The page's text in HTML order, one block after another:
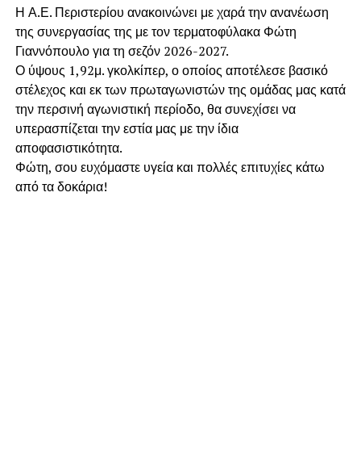
Η Α.Ε. Περιστερίου ανακοινώνει με χαρά την ανανέωση
της συνεργασίας της με τον τερματοφύλακα Φώτη
Γιαννόπουλο για τη σεζόν 2026-2027.
​Ο ύψους 1,92μ. γκολκίπερ, ο οποίος αποτέλεσε βασικό
στέλεχος και εκ των πρωταγωνιστών της ομάδας μας κατά
την περσινή αγωνιστική περίοδο, θα συνεχίσει να
υπερασπίζεται την εστία μας με την ίδια
αποφασιστικότητα.
​Φώτη, σου ευχόμαστε υγεία και πολλές επιτυχίες κάτω
από τα δοκάρια!